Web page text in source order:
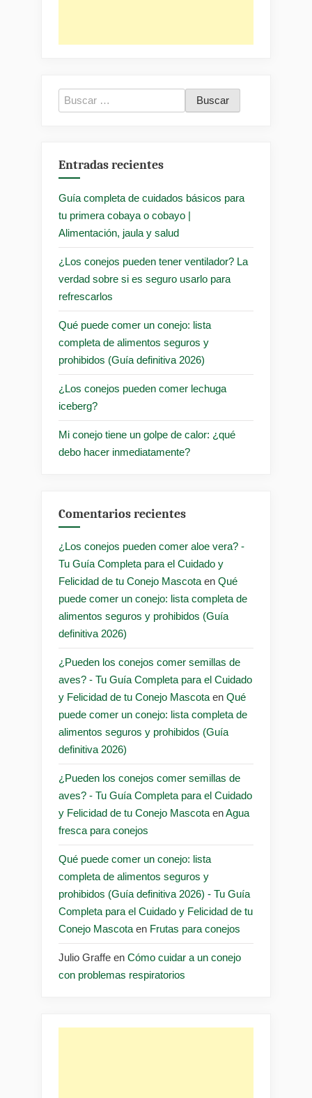
Buscar:
Entradas recientes
Guía completa de cuidados básicos para
tu primera cobaya o cobayo |
Alimentación, jaula y salud
¿Los conejos pueden tener ventilador? La
verdad sobre si es seguro usarlo para
refrescarlos
Qué puede comer un conejo: lista
completa de alimentos seguros y
prohibidos (Guía definitiva 2026)
¿Los conejos pueden comer lechuga
iceberg?
Mi conejo tiene un golpe de calor: ¿qué
debo hacer inmediatamente?
Comentarios recientes
¿Los conejos pueden comer aloe vera? -
Tu Guía Completa para el Cuidado y
Felicidad de tu Conejo Mascota en Qué
puede comer un conejo: lista completa de
alimentos seguros y prohibidos (Guía
definitiva 2026)
¿Pueden los conejos comer semillas de
aves? - Tu Guía Completa para el Cuidado
y Felicidad de tu Conejo Mascota en Qué
puede comer un conejo: lista completa de
alimentos seguros y prohibidos (Guía
definitiva 2026)
¿Pueden los conejos comer semillas de
aves? - Tu Guía Completa para el Cuidado
y Felicidad de tu Conejo Mascota enAgua
fresca para conejos
Qué puede comer un conejo: lista
completa de alimentos seguros y
prohibidos (Guía definitiva 2026) - Tu Guía
Completa para el Cuidado y Felicidad de tu
Conejo Mascota en Frutas para conejos
Julio Graffe en Cómo cuidar a un conejo
con problemas respiratorios